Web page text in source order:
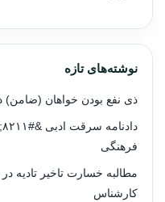
نوشته‌های تازه
ذی نفع بودن خواهان (ضامن)
فرهنگی
مطالبه خسارت تاخیر
کارشناس